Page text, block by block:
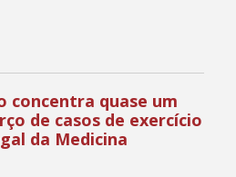
concentra quase um
de casos de exercício
da Medicina